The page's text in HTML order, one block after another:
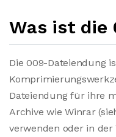
Was ist die
Die 009-Dateiendung
Dateiendung für ihre
Archive wie Winrar
verwenden oder in der